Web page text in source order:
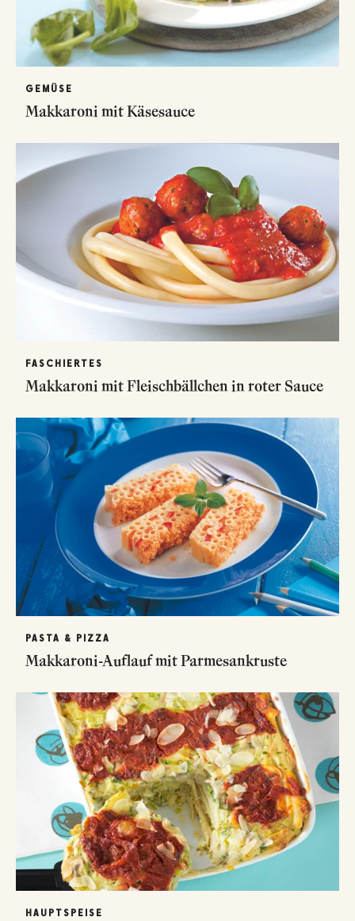
GEMÜSE
Makkaroni mit Käsesauce
FASCHIERTES
Makkaroni mit Fleischbällchen in roter Sauce
PASTA & PIZZA
Makkaroni-Auflauf mit Parmesankruste
HAUPTSPEISE